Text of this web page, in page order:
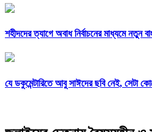
শহীদদের ত্যাগে অবাধ নির্বাচনের মাধ্যমে নতুন
যে ডকুমেন্টারিতে আবু সাঈদের ছবি নেই, সেটা